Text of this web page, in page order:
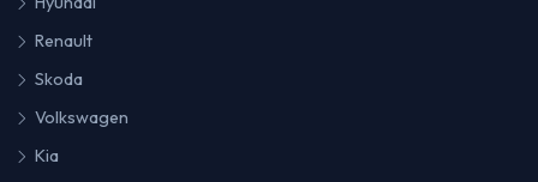
Renault
Skoda
Volkswagen
Kia